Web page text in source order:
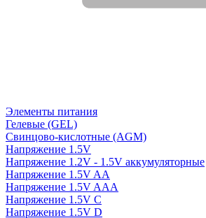
Элементы питания
Гелевые (GEL)
Свинцово-кислотные (AGM)
Напряжение 1.5V
Напряжение 1.2V - 1.5V аккумуляторные
Напряжение 1.5V AA
Напряжение 1.5V AAA
Напряжение 1.5V C
Напряжение 1.5V D